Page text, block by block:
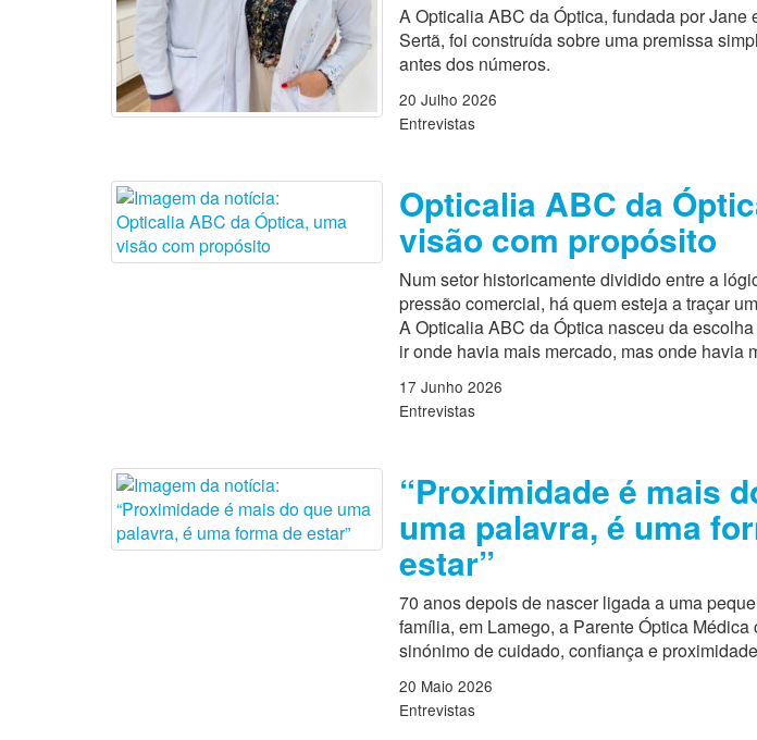
A Opticalia ABC da Óptica, fundada por Jane
Sertã, foi construída sobre uma premissa
antes dos números.
20 Julho 2026
Entrevistas
Opticalia ABC da
visão com propósito
Num setor historicamente dividido entre a
pressão comercial, há quem esteja a traçar
A Opticalia ABC da Óptica nasceu da
ir onde havia mais mercado, mas onde havia
17 Junho 2026
Entrevistas
“Proximidade é mais
uma palavra, é uma
estar”
70 anos depois de nascer ligada a uma
família, em Lamego, a Parente Óptica Médica
sinónimo de cuidado, confiança e
20 Maio 2026
Entrevistas